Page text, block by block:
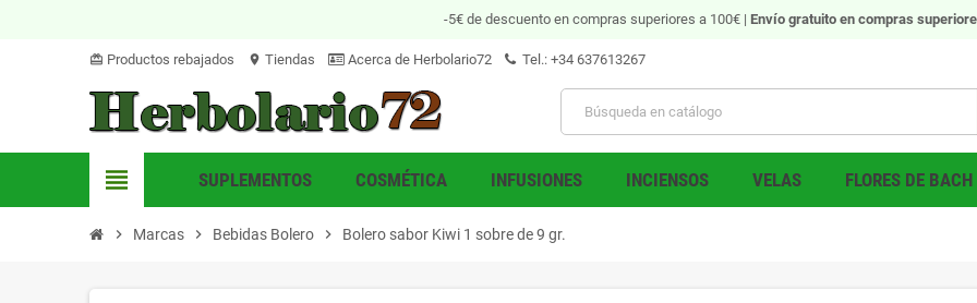
-5€ de descuento en compras superiores a 100€ | Envío gratuitoen compras
card_giftcard Productos rebajados location_on Tiendas Acerca de Herbolario72 Tel.: +34 637613267
view_headline SUPLEMENTOS COSMÉTICA INFUSIONES INCIENSOS VELAS FLORES DE BACH
chevron_right Marcas chevron_right Bebidas Bolero chevron_right Bolero sabor Kiwi 1 sobre de 9 gr.